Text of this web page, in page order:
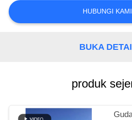
KESALAHAN
BLOG
HUBUNGI
BUKA
produk